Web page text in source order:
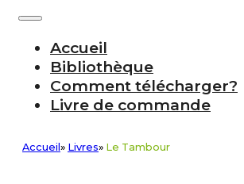
Accueil
Bibliothèque
Comment télécharger?
Livre de commande
Accueil » Livres» Le Tambour